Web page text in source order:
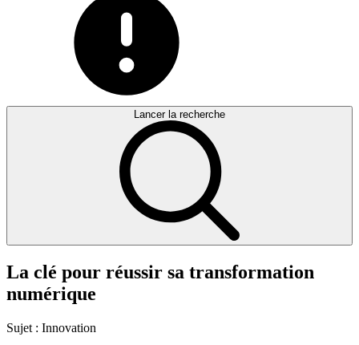
Lancer la recherche
La clé pour réussir sa transformation
numérique
Sujet : Innovation